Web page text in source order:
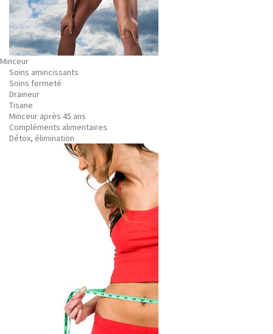
Minceur
Soins amincissants
Soins fermeté
Draineur
Tisane
Minceur après 45 ans
Compléments alimentaires
Détox, élimination